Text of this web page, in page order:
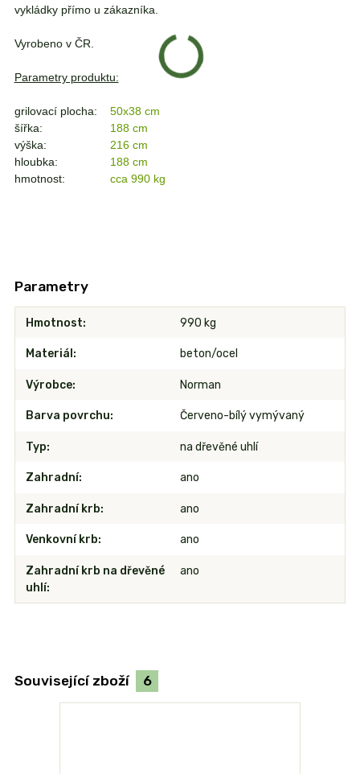
vykládky přímo u zákazníka.
Vyrobeno v ČR.
Parametry produktu:
grilovací plocha:
50x38 cm
šířka:
188 cm
výška:
216 cm
hloubka:
188 cm
hmotnost:
cca 990 kg
Parametry
Hmotnost 990 kg
Materiál beton/ocel
Výrobce Norman
Barva povrchu Červeno-bílý vymývaný
Typ na dřevěné uhlí
Zahradní ano
Zahradní krb ano
Venkovní krb ano
Zahradní krb na dřevěné
uhlí
ano
Související zboží 6